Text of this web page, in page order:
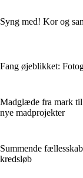
Syng med! Kor og
Fang øjeblikket:
Madglæde fra mark
nye madprojekter
Summende
kredsløb